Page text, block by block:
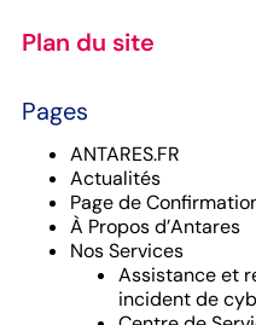
Plan du site
Pages
ANTARES.FR
Actualités
Page de
À Propos d’Antares
Nos Services
Assistance et
incident de